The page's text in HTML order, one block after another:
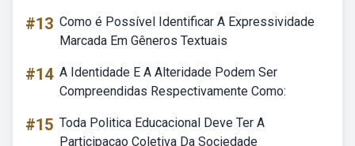
#13 Como é Possível Identificar A Expressividade
Marcada Em Gêneros Textuais
#14 A Identidade E A Alteridade Podem Ser
Compreendidas Respectivamente Como:
#15 Toda Politica Educacional Deve Ter A
Participacao Coletiva Da Sociedade